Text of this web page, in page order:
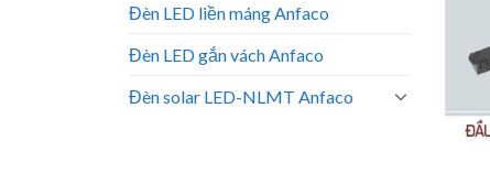
Đèn LED liền máng Anfaco
Đèn LED gắn vách Anfaco
Đèn solar LED-NLMT Anfaco